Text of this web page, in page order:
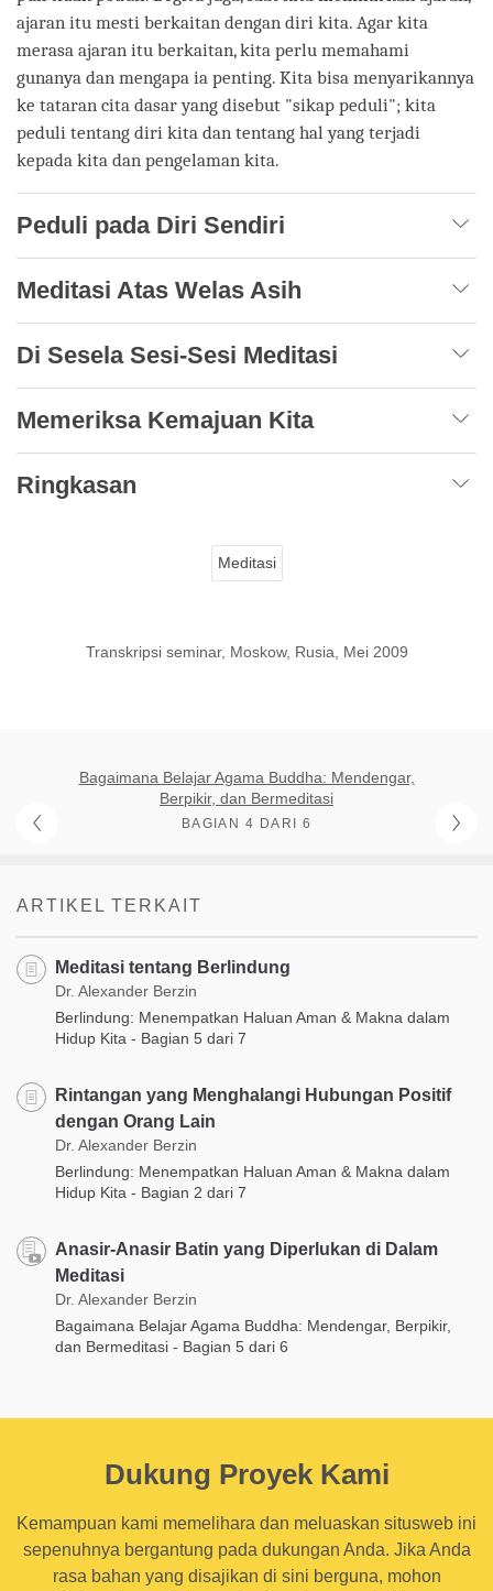
ajaran itu mesti berkaitan dengan diri kita. Agar kita
merasa ajaran itu berkaitan, kita perlu memahami
gunanya dan mengapa ia penting. Kita bisa menyarikannya
ke tataran cita dasar yang disebut "sikap peduli"; kita
peduli tentang diri kita dan tentang hal yang terjadi
kepada kita dan pengelaman kita.
Peduli pada Diri Sendiri
Meditasi Atas Welas Asih
Di Sesela Sesi-Sesi Meditasi
Memeriksa Kemajuan Kita
Ringkasan
Meditasi
Transkripsi seminar, Moskow, Rusia, Mei 2009
Bagaimana Belajar Agama Buddha: Mendengar,
Berpikir, dan Bermeditasi
BAGIAN 4 DARI 6
ARTIKEL TERKAIT
Meditasi tentang Berlindung
Dr. Alexander Berzin
Berlindung: Menempatkan Haluan Aman & Makna dalam
Hidup Kita - Bagian 5 dari 7
Rintangan yang Menghalangi Hubungan Positif
dengan Orang Lain
Dr. Alexander Berzin
Berlindung: Menempatkan Haluan Aman & Makna dalam
Hidup Kita - Bagian 2 dari 7
Anasir-Anasir Batin yang Diperlukan di Dalam
Meditasi
Dr. Alexander Berzin
Bagaimana Belajar Agama Buddha: Mendengar, Berpikir,
dan Bermeditasi - Bagian 5 dari 6
Dukung Proyek Kami
Kemampuan kami memelihara dan meluaskan situsweb ini
sepenuhnya bergantung pada dukungan Anda. Jika Anda
rasa bahan yang disajikan di sini berguna, mohon